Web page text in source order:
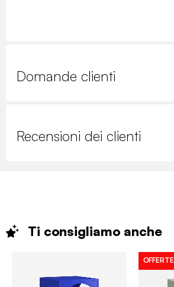
Domande clienti
Recensioni dei clienti
Ti consigliamo anche
OFFERTE